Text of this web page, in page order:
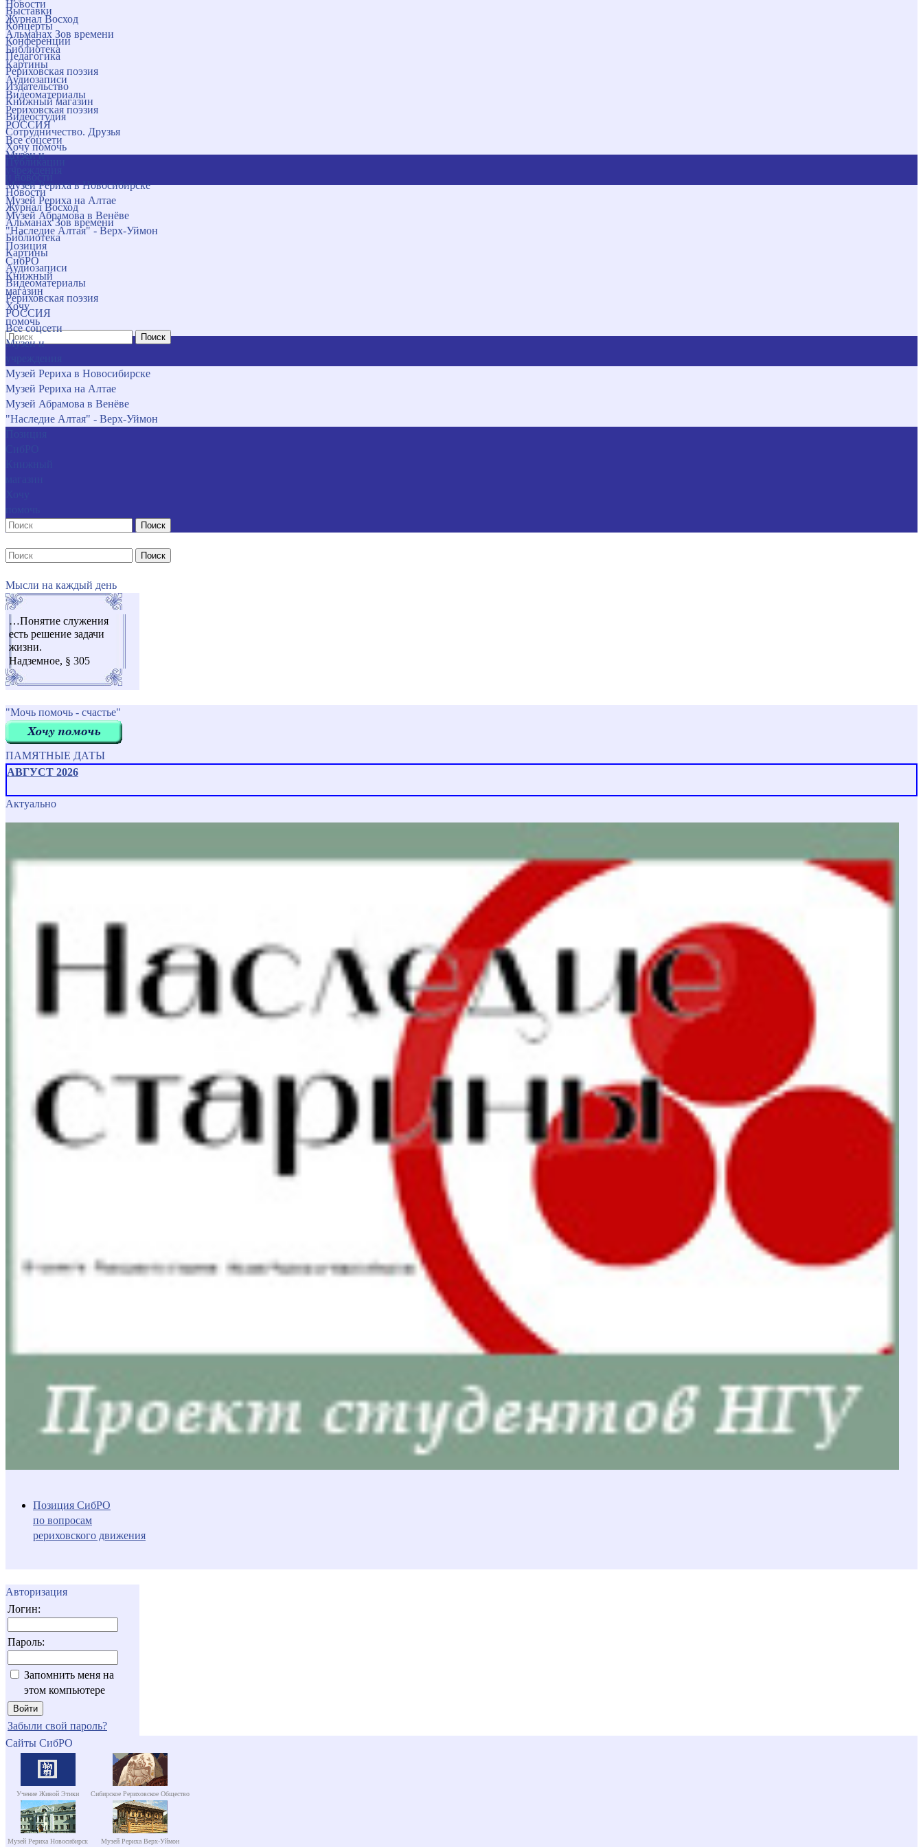
Новости
Журнал Восход
Альманах Зов времени
Библиотека
Картины
Аудиозаписи
Видеоматериалы
Рериховская поэзия
РОССИЯ
Все соцсети
Музеи и
Музей Рериха в Новосибирске
Музей Рериха на Алтае
Музей Абрамова в Венёве
"Наследие Алтая" - Верх-Уймон
Позиция
СибРО
Книжный
магазин
Хочу
помочь
Поиск
Выставки
Концерты
Конференции
Педагогика
Рериховская поэзия
Издательство
Книжный магазин
Видеостудия
Сотрудничество. Друзья
Хочу помочь
Новости
Журнал Восход
Альманах Зов времени
Библиотека
Картины
Аудиозаписи
Видеоматериалы
Рериховская поэзия
РОССИЯ
Все соцсети
Музеи и
Музей Рериха в Новосибирске
Музей Рериха на Алтае
Музей Абрамова в Венёве
"Наследие Алтая" - Верх-Уймон
Поиск
Поиск
Мысли на каждый день
…Понятие служения
есть решение задачи
жизни.
Надземное, § 305
"Мочь помочь - счастье"
ПАМЯТНЫЕ ДАТЫ
АВГУСТ 2026
Актуально
Позиция СибРО
по вопросам
рериховского движения
Авторизация
Логин:
Пароль:
Запомнить меня на
этом компьютере
Забыли свой пароль?
Сайты СибРО
Учение Живой Этики Сибирское Рериховское Общество
Музей Рериха Новосибирск Музей Рериха Верх-Уймон